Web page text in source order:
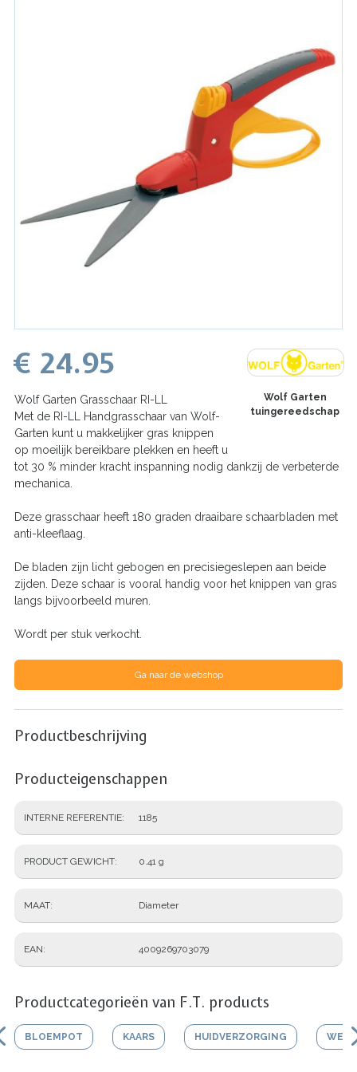
Wolf Garten
tuingereedschap
€ 24.95
Wolf Garten Grasschaar RI-LL
Met de RI-LL Handgrasschaar van Wolf-
Garten kunt u makkelijker gras knippen
op moeilijk bereikbare plekken en heeft u
tot 30 % minder kracht inspanning nodig dankzij de verbeterde
mechanica.
Deze grasschaar heeft 180 graden draaibare schaarbladen met
anti-kleeflaag.
De bladen zijn licht gebogen en precisiegeslepen aan beide
zijden. Deze schaar is vooral handig voor het knippen van gras
langs bijvoorbeeld muren.
Wordt per stuk verkocht.
Ga naar de webshop
Productbeschrijving
Producteigenschappen
INTERNE REFERENTIE 1185
PRODUCT GEWICHT 0.41 g
MAAT Diameter
EAN 4009269703079
Productcategorieën van F.T. products
BLOEMPOT KAARS HUIDVERZORGING